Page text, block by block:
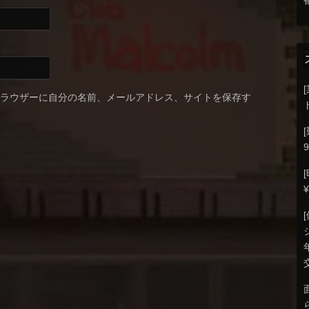
ウザーに自分の名前、メールアドレス、サイトを保存す
[
[
[
[